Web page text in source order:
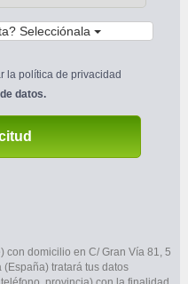
Selecciónala
la política de privacidad
datos.
con domicilio en C/ Gran Vía 81, 5
(España) tratará tus datos